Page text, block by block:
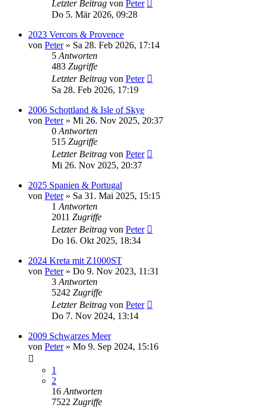
Letzter Beitrag von Peter
Do 5. Mär 2026, 09:28
2023 Vercors & Provence
von Peter» Sa 28. Feb 2026, 17:14
5 Antworten
483 Zugriffe
Letzter Beitrag von Peter
Sa 28. Feb 2026, 17:19
2006 Schottland & Isle of Skye
von Peter» Mi 26. Nov 2025, 20:37
0 Antworten
515 Zugriffe
Letzter Beitrag von Peter
Mi 26. Nov 2025, 20:37
2025 Spanien & Portugal
von Peter» Sa 31. Mai 2025, 15:15
1 Antworten
2011 Zugriffe
Letzter Beitrag von Peter
Do 16. Okt 2025, 18:34
2024 Kreta mit Z1000ST
von Peter» Do 9. Nov 2023, 11:31
3 Antworten
5242 Zugriffe
Letzter Beitrag von Peter
Do 7. Nov 2024, 13:14
2009 Schwarzes Meer
von Peter» Mo 9. Sep 2024, 15:16
1
2
16 Antworten
7522 Zugriffe